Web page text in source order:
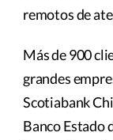
remotos de
Más de 900
grandes
Scotiabank
Banco Estado